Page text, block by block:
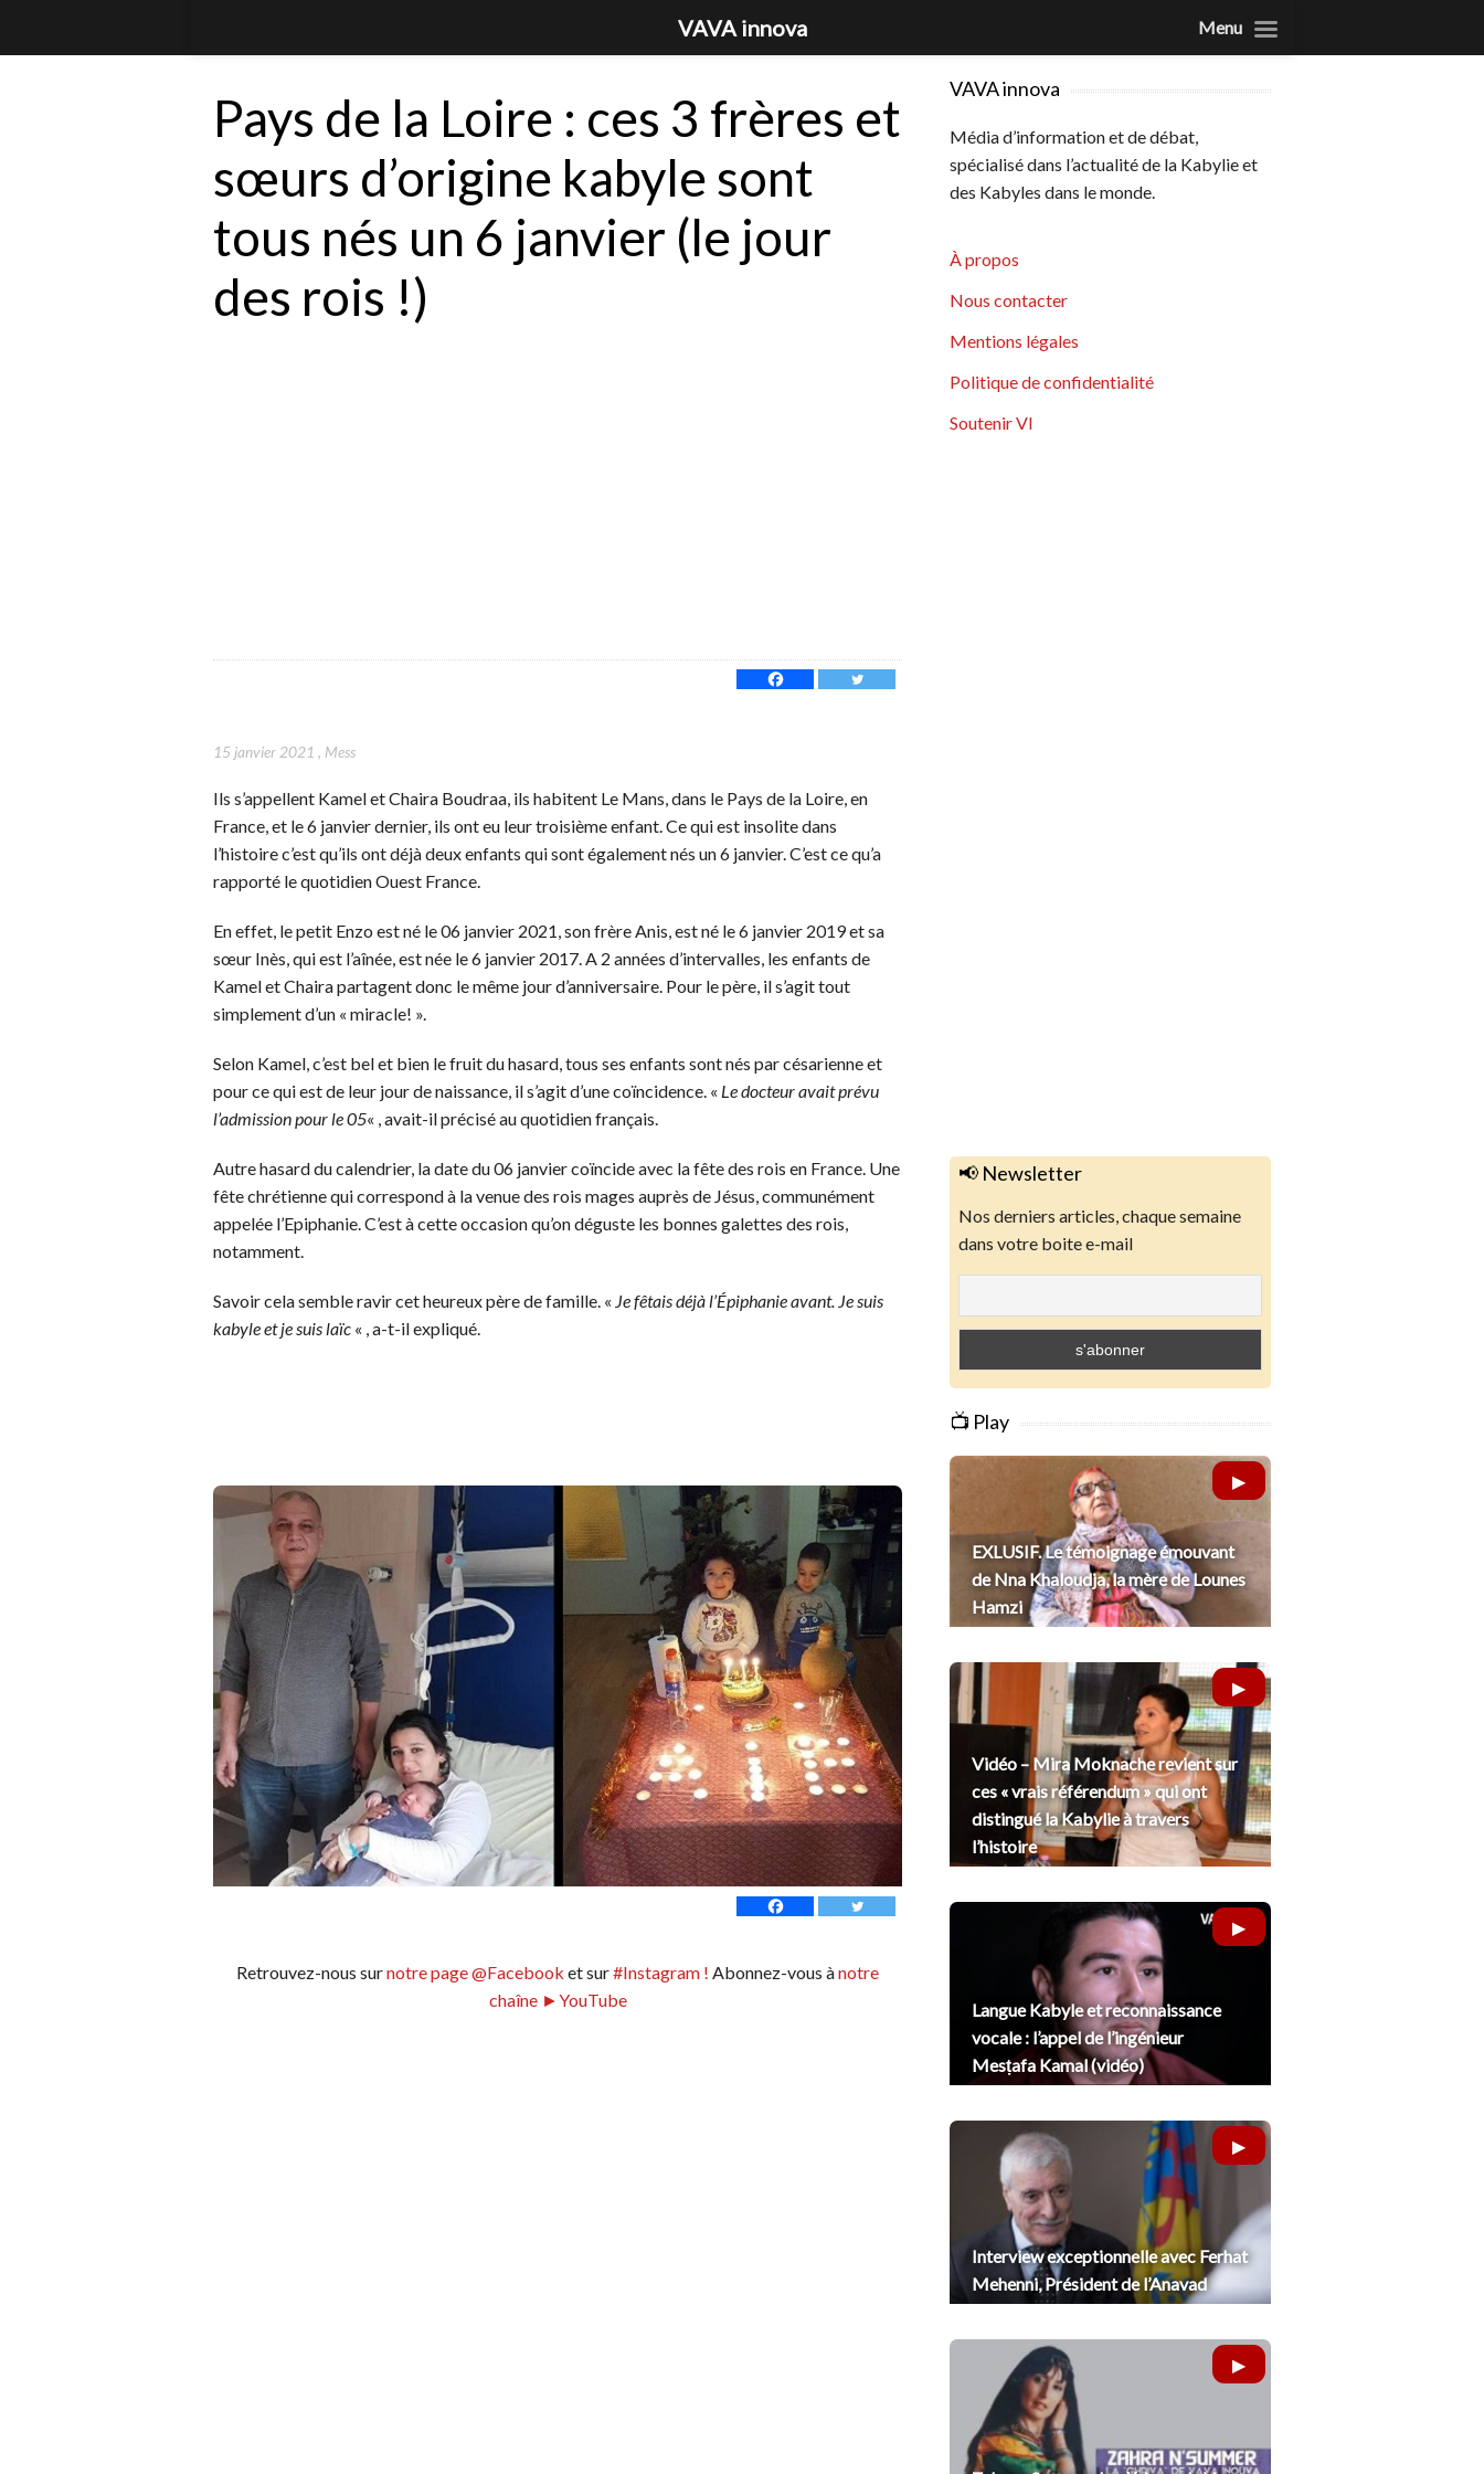
Pays de la Loire : ces 3 frères et
sœurs d’origine kabyle sont
tous nés un 6 janvier (le jour
des rois !)
15 janvier 2021 , Mess
Ils s’appellent Kamel et Chaira Boudraa, ils habitent Le Mans, dans le Pays de la Loire, en
France, et le 6 janvier dernier, ils ont eu leur troisième enfant. Ce qui est insolite dans
l’histoire c’est qu’ils ont déjà deux enfants qui sont également nés un 6 janvier. C’est ce qu’a
rapporté le quotidien Ouest France.
En effet, le petit Enzo est né le 06 janvier 2021, son frère Anis, est né le 6 janvier 2019 et sa
sœur Inès, qui est l’aînée, est née le 6 janvier 2017. A 2 années d’intervalles, les enfants de
Kamel et Chaira partagent donc le même jour d’anniversaire. Pour le père, il s’agit tout
simplement d’un « miracle! ».
Selon Kamel, c’est bel et bien le fruit du hasard, tous ses enfants sont nés par césarienne et
pour ce qui est de leur jour de naissance, il s’agit d’une coïncidence. « Le docteur avait prévu
l’admission pour le 05« , avait-il précisé au quotidien français.
Autre hasard du calendrier, la date du 06 janvier coïncide avec la fête des rois en France. Une
fête chrétienne qui correspond à la venue des rois mages auprès de Jésus, communément
appelée l’Epiphanie. C’est à cette occasion qu’on déguste les bonnes galettes des rois,
notamment.
Savoir cela semble ravir cet heureux père de famille. « Je fêtais déjà l’Épiphanie avant. Je suis
kabyle et je suis laïc « , a-t-il expliqué.
Retrouvez-nous surnotre page @Facebook et sur#Instagram ! Abonnez-vous ànotre
chaîne ►YouTube
VAVA innova
Média d’information et de débat,
spécialisé dans l’actualité de la Kabylie et
des Kabyles dans le monde.
À propos
Nous contacter
Mentions légales
Politique de confidentialité
Soutenir VI
📢 Newsletter
Nos derniers articles, chaque semaine
dans votre boite e-mail
📺 Play
EXLUSIF. Le témoignage émouvant
de Nna Khaloudja, la mère de Lounes
Hamzi
Vidéo – Mira Moknache revient sur
ces « vrais référendum » qui ont
distingué la Kabylie à travers
l’histoire
Langue Kabyle et reconnaissance
vocale : l’appel de l’ingénieur
Mesṭafa Kamal (vidéo)
Interview exceptionnelle avec Ferhat
Mehenni, Président de l’Anavad
VAVA innova Menu